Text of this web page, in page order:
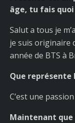
âge, tu fais quoi
Salut a tous je
je suis originaire
année de BTS à
Que
C’est une passion
Maintenant que